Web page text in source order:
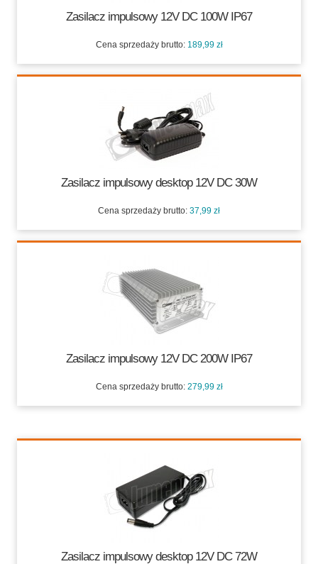
Zasilacz impulsowy 12V DC 100W IP67
Cena sprzedaży brutto: 189,99 zł
189,99 zł
Zasilacz impulsowy desktop 12V DC 30W
Cena sprzedaży brutto: 37,99 zł
Zasilacz impulsowy 12V DC 200W IP67
Cena sprzedaży brutto: 279,99 zł
Zasilacz impulsowy desktop 12V DC 72W